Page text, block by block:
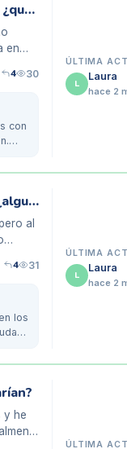
Mis talones agrietados por el uso de sandalias todo el verano, ¿qué calzado usar ahora?
en
4 30
con
ÚLTIMA
L
Laura
hace 2
Problemas de grietas en talones tras largas horas de oficina, ¿alguna solución?
al
4 31
los
ÚLTIMA
L
Laura
hace 2
y he
ÚLTIMA